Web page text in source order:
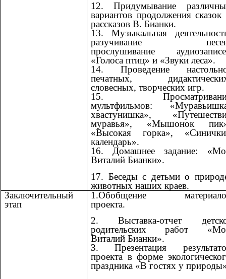
12. Придумывание
вариантов продолжения сказок
рассказов В. Бианки.
13. Музыкальная
разучивание
прослушивание
«Голоса птиц» и «Звуки леса».
14. Проведение
печатных,
словесных, творческих игр.
15.
мультфильмов:
хвастунишка»,
муравья», «Мышонок
«Высокая горка»,
календарь».
16. Домашнее задание:
Виталий Бианки».
17. Беседы с детьми о
животных наших краев.
Заключительный
этап
1.Обобщение
проекта.
2. Выставка-отчет
родительских работ
Виталий Бианки».
3.Презентация
проекта в форме
праздника «В гостях у